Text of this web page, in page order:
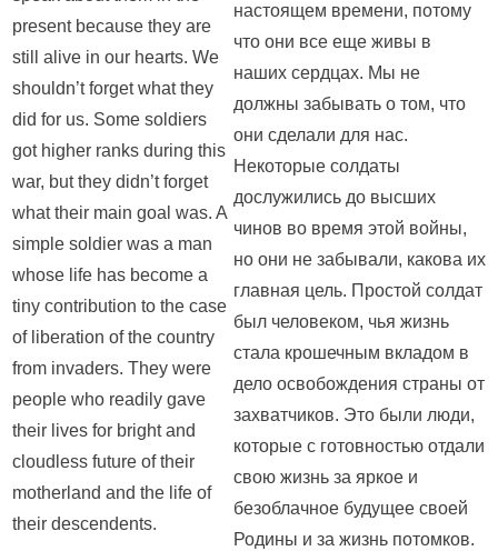
present because they are
still alive in our hearts. We
shouldn’t forget what they
did for us. Some soldiers
got higher ranks during this
war, but they didn’t forget
what their main goal was. A
simple soldier was a man
whose life has become a
tiny contribution to the case
of liberation of the country
from invaders. They were
people who readily gave
their lives for bright and
cloudless future of their
motherland and the life of
their descendents.
настоящем времени, потому
что они все еще живы в
наших сердцах. Мы не
должны забывать о том, что
они сделали для нас.
Некоторые солдаты
дослужились до высших
чинов во время этой войны,
но они не забывали, какова их
главная цель. Простой солдат
был человеком, чья жизнь
стала крошечным вкладом в
дело освобождения страны от
захватчиков. Это были люди,
которые с готовностью отдали
свою жизнь за яркое и
безоблачное будущее своей
Родины и за жизнь потомков.